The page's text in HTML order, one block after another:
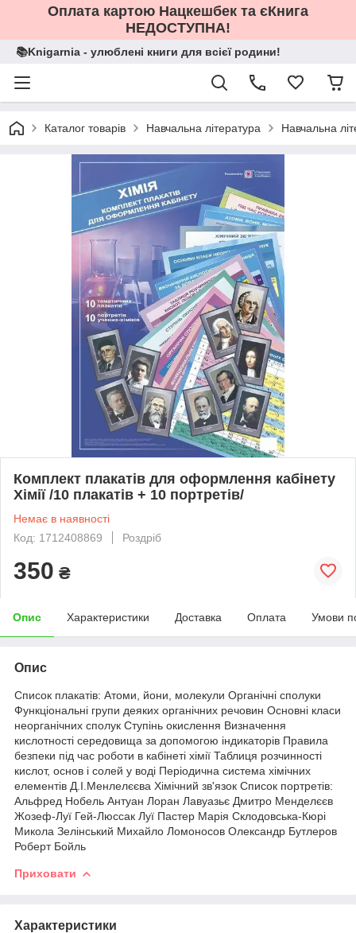
Оплата картою Нацкешбек та єКнига
НЕДОСТУПНА!
📚Knigarnia - улюблені книги для всієї родини!
Каталог товарів Навчальна література Навчальна
Комплект плакатів для оформлення кабінету
Хімії /10 плакатів + 10 портретів/
Немає в наявності
Код: 1712408869
Роздріб
350 ₴
Опис Характеристики Доставка Оплата Умови
Опис
Список плакатів: Атоми, йони, молекули Органічні сполуки
Функціональні групи деяких органічних речовин Основні класи
неорганічних сполук Ступінь окислення Визначення
кислотності середовища за допомогою індикаторів Правила
безпеки під час роботи в кабінеті хімії Таблиця розчинності
кислот, основ і солей у воді Періодична система хімічних
елементів Д.І.Менлелєєва Хімічний зв'язок Список портретів:
Альфред Нобель Антуан Лоран Лавуазьє Дмитро Менделєєв
Жозеф-Луї Гей-Люссак Луї Пастер Марія Склодовська-Кюрі
Микола Зелінський Михайло Ломоносов Олександр Бутлеров
Роберт Бойль
Приховати
Характеристики